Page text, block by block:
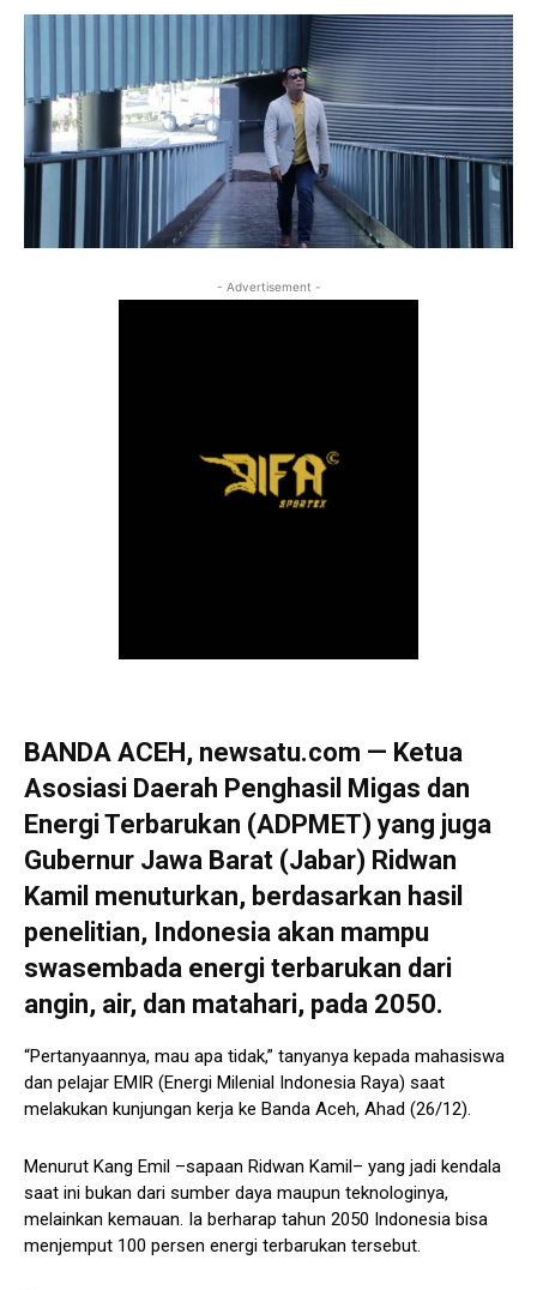
- Advertisement -
BANDA ACEH, newsatu.com — Ketua
Asosiasi Daerah Penghasil Migas dan
Energi Terbarukan (ADPMET) yang juga
Gubernur Jawa Barat (Jabar) Ridwan
Kamil menuturkan, berdasarkan hasil
penelitian, Indonesia akan mampu
swasembada energi terbarukan dari
angin, air, dan matahari, pada 2050.
“Pertanyaannya, mau apa tidak,” tanyanya kepada mahasiswa
dan pelajar EMIR (Energi Milenial Indonesia Raya) saat
melakukan kunjungan kerja ke Banda Aceh, Ahad (26/12).
Menurut Kang Emil –sapaan Ridwan Kamil– yang jadi kendala
saat ini bukan dari sumber daya maupun teknologinya,
melainkan kemauan. Ia berharap tahun 2050 Indonesia bisa
menjemput 100 persen energi terbarukan tersebut.